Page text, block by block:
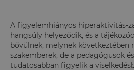
A figyelemhiányos hiperaktivitás-
hangsúly helyeződik, és a
bővülnek, melynek következtében
szakemberek, de a pedagógusok
tudatosabban figyelik a